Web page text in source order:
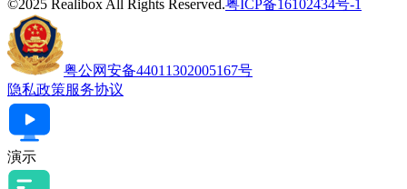
©2025 Realibox All Rights Reserved.粤ICP备16102434号-1
粤公网安备44011302005167号
隐私政策服务协议
演示